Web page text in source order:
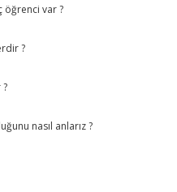
öğrenci var ?
?
nasıl anlarız ?